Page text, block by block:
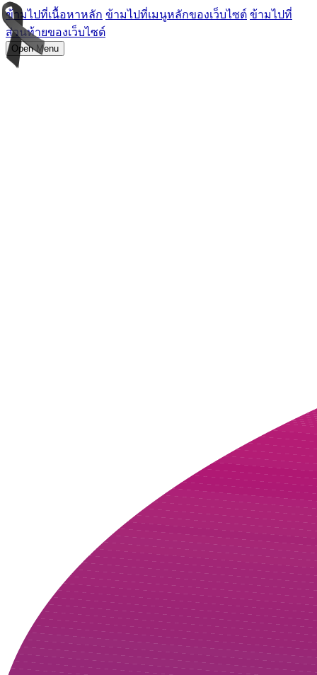
ข้ามไปที่เนื้อหาหลัก ข้ามไปที่เมนูหลักของเว็บไซต์ ข้ามไปที่
ส่วนท้ายของเว็บไซต์
Open Menu